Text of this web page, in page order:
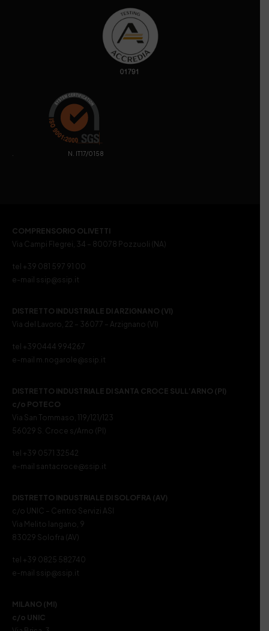
. N. IT17/0158
COMPRENSORIO OLIVETTI
Via Campi Flegrei, 34 – 80078 Pozzuoli (NA)
tel +39 081 597 91 00
e-mail ssip@ssip.it
DISTRETTO INDUSTRIALE DI ARZIGNANO (VI)
Via del Lavoro, 22 – 36077 – Arzignano (VI)
tel +390444 994267
e-mail m.nogarole@ssip.it
DISTRETTO INDUSTRIALE DI SANTA CROCE SULL’ARNO (PI)
c/o POTECO
Via San Tommaso, 119/121/123
56029 S. Croce s/Arno (PI)
tel +39 0571 32542
e-mail santacroce@ssip.it
DISTRETTO INDUSTRIALE DI SOLOFRA (AV)
c/o UNIC – Centro Servizi ASI
Via Melito Iangano, 9
83029 Solofra (AV)
tel +39 0825 582740
e-mail ssip@ssip.it
MILANO (MI)
c/o UNIC